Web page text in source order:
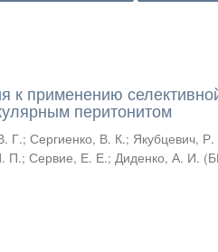
к применению
перитонитом
Г.;Сергиенко, В. К.; Якубцевич,
П.;Сервие, Е. Е.;Диденко, А. И. (